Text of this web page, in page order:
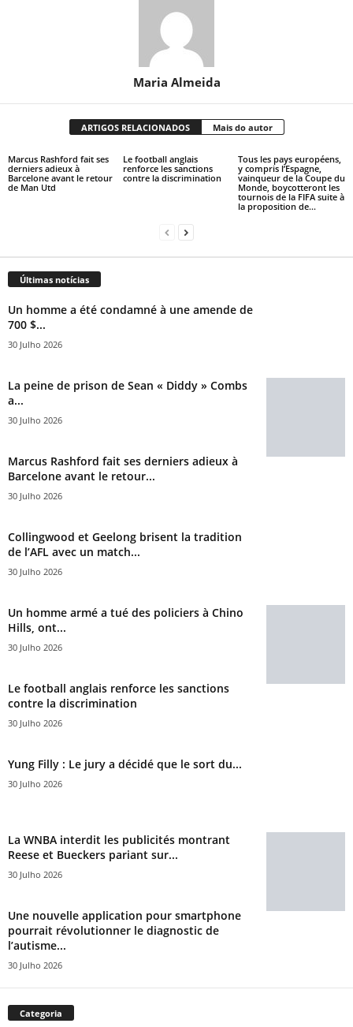
Maria Almeida
ARTIGOS RELACIONADOS Mais do autor
Marcus Rashford fait ses
derniers adieux à
Barcelone avant le retour
de Man Utd
Le football anglais
renforce les sanctions
contre la discrimination
Tous les pays européens,
y compris l’Espagne,
vainqueur de la Coupe du
Monde, boycotteront les
tournois de la FIFA suite à
la proposition de...
Últimas notícias
Un homme a été condamné à une amende de
700 $...
30 Julho 2026
La peine de prison de Sean « Diddy » Combs
a...
30 Julho 2026
Marcus Rashford fait ses derniers adieux à
Barcelone avant le retour...
30 Julho 2026
Collingwood et Geelong brisent la tradition
de l’AFL avec un match...
30 Julho 2026
Un homme armé a tué des policiers à Chino
Hills, ont...
30 Julho 2026
Le football anglais renforce les sanctions
contre la discrimination
30 Julho 2026
Yung Filly : Le jury a décidé que le sort du...
30 Julho 2026
La WNBA interdit les publicités montrant
Reese et Bueckers pariant sur...
30 Julho 2026
Une nouvelle application pour smartphone
pourrait révolutionner le diagnostic de
l’autisme...
30 Julho 2026
Categoria